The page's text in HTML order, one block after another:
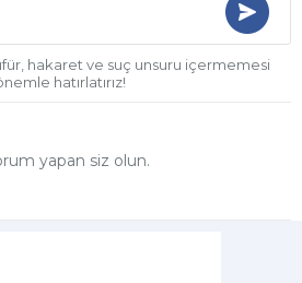
hakaret ve suç unsuru içermemesi
hatırlatırız!
yapan siz olun.